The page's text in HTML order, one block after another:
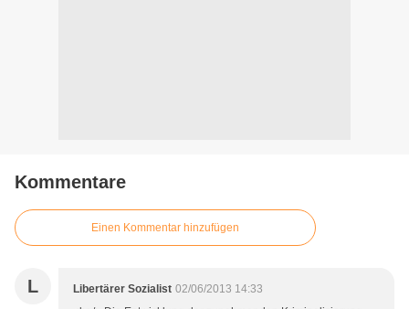
Kommentare
Einen Kommentar hinzufügen
L Libertärer Sozialist 02/06/2013 14:33